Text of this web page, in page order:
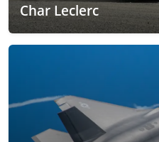
Char Leclerc